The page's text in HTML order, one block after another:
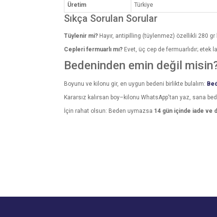
Üretim Türkiye
Sıkça Sorulan Sorular
Tüylenir mi? Hayır, antipilling (tüylenmez) özellikli 280 gr
Cepleri fermuarlı mı? Evet, üç cep de fermuarlıdır; etek
Bedeninden emin değil
Boyunu ve kilonu gir, en uygun bedeni birlikte bulalım:
Kararsız kalırsan boy–kilonu WhatsApp'tan yaz, sana
İçin rahat olsun: Beden uymazsa 14 gün içinde iade ve